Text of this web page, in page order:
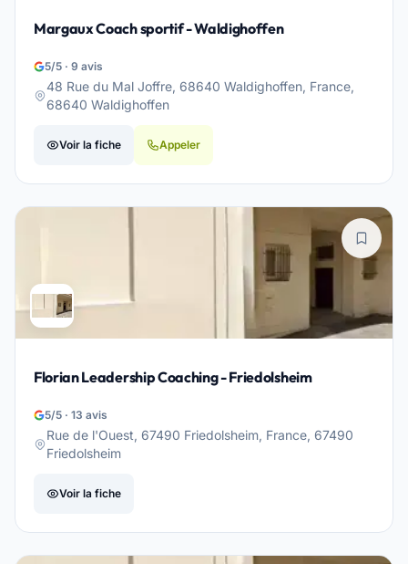
Margaux Coach sportif - Waldighoffen
5/5 · 9 avis
48 Rue du Mal Joffre, 68640 Waldighoffen, France,
68640 Waldighoffen
Voir la fiche Appeler
Florian Leadership Coaching - Friedolsheim
5/5 · 13 avis
Rue de l'Ouest, 67490 Friedolsheim, France, 67490
Friedolsheim
Voir la fiche